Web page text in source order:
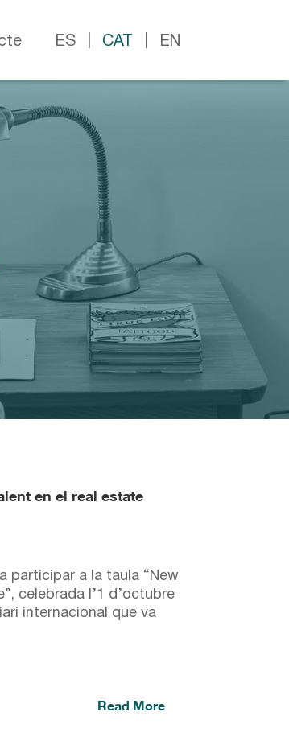
ES CAT EN
en el real estate
participar a la taula “New
celebrada l’1 d’octubre
internacional que va
Read More